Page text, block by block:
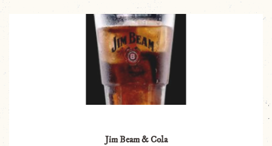
Jim Beam & Cola